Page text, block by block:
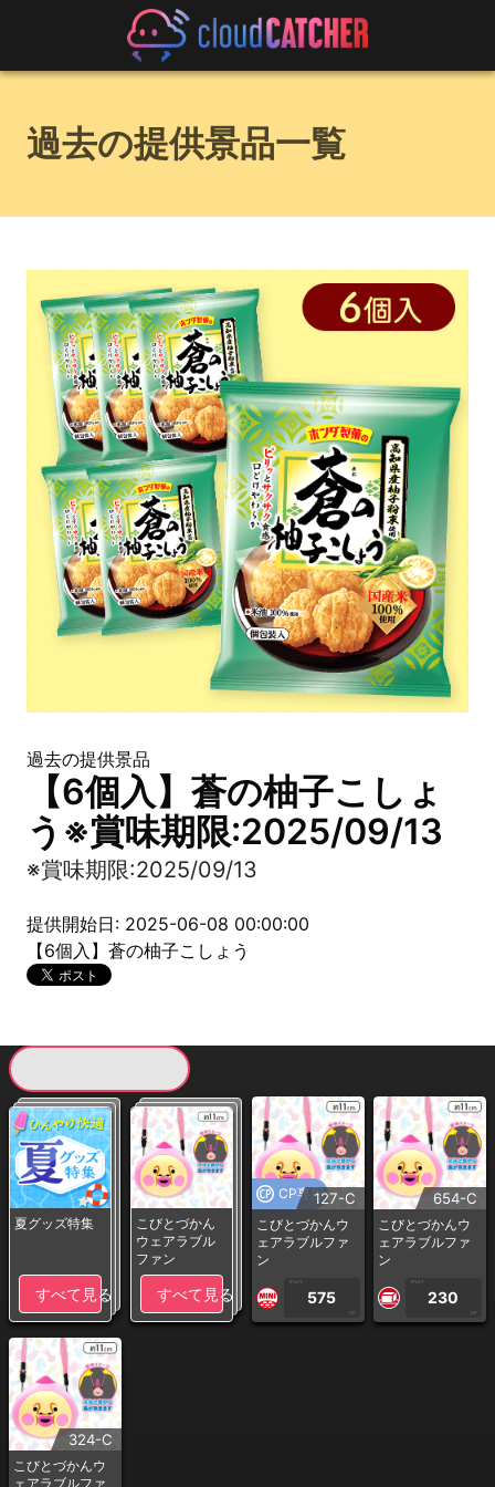
過去の提供景品一覧
過去の提供景品
【6個入】蒼の柚子こしょ
う※賞味期限:2025/09/13
※賞味期限:2025/09/13
提供開始日: 2025-06-08 00:00:00
【6個入】蒼の柚子こしょう
夏グッズ特集
すべて見る
こびとづかん
ウェアラブル
ファン
すべて見る
CP専用127-C
こびとづかんウ
ェアラブルファ
ン
1PLAY
575
CP
654-C
こびとづかんウ
ェアラブルファ
ン
1PLAY
230
CP
324-C
こびとづかんウ
ェアラブルファ